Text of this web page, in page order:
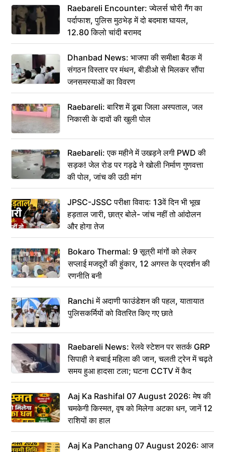
Raebareli Encounter: ज्वेलर्स चोरी गैंग का
पर्दाफाश, पुलिस मुठभेड़ में दो बदमाश घायल,
12.80 किलो चांदी बरामद
Dhanbad News: भाजपा की समीक्षा बैठक में
संगठन विस्तार पर मंथन, बीडीओ से मिलकर सौंपा
जनसमस्याओं का विवरण
Raebareli: बारिश में डूबा जिला अस्पताल, जल
निकासी के दावों की खुली पोल
Raebareli: एक महीने में उखड़ने लगी PWD की
सड़क! जेल रोड पर गड्ढे ने खोली निर्माण गुणवत्ता
की पोल, जांच की उठी मांग
JPSC-JSSC परीक्षा विवाद: 13वें दिन भी भूख
हड़ताल जारी, छात्र बोले- जांच नहीं तो आंदोलन
और होगा तेज
Bokaro Thermal: 9 सूत्री मांगों को लेकर
सप्लाई मजदूरों की हुंकार, 12 अगस्त के प्रदर्शन की
रणनीति बनी
Ranchi में अदाणी फाउंडेशन की पहल, यातायात
पुलिसकर्मियों को वितरित किए गए छाते
Raebareli News: रेलवे स्टेशन पर सतर्क GRP
सिपाही ने बचाई महिला की जान, चलती ट्रेन में चढ़ते
समय हुआ हादसा टला; घटना CCTV में कैद
Aaj Ka Rashifal 07 August 2026: मेष की
चमकेगी किस्मत, वृष को मिलेगा अटका धन, जानें 12
राशियों का हाल
Aaj Ka Panchang 07 August 2026: आज